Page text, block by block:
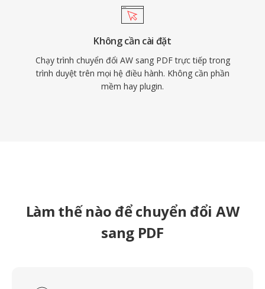
Không cần cài đặt
Chạy trình chuyển đổi AW sang PDF trực tiếp trong
trình duyệt trên mọi hệ điều hành. Không cần phần
mềm hay plugin.
Làm thế nào để chuyển đổi AW
sang PDF